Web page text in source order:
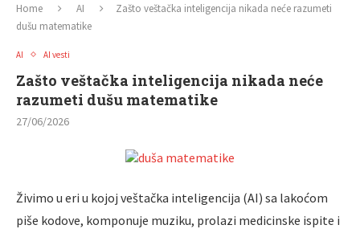
Home AI
Zašto veštačka inteligencija nikada neće razumeti
dušu matematike
AI AI vesti
Zašto veštačka inteligencija nikada neće
razumeti dušu matematike
27/06/2026
Živimo u eri u kojoj veštačka inteligencija (AI) sa lakoćom
piše kodove, komponuje muziku, prolazi medicinske ispite i